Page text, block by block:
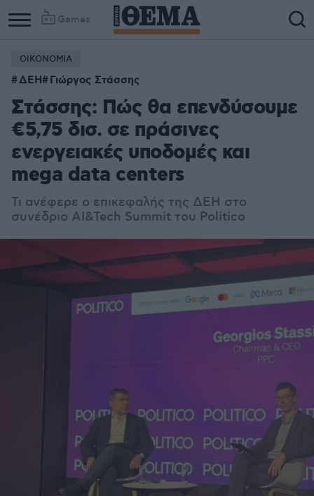
Games
ΟΙΚΟΝΟΜΙΑ
ΔΕΗ Γιώργος Στάσσης
Στάσσης: Πώς θα επενδύσουμε
€5,75 δισ. σε πράσινες
ενεργειακές υποδομές και
mega data centers
Τι ανέφερε ο επικεφαλής της ΔΕΗ στο
συνέδριο AI&Tech Summit του Politico